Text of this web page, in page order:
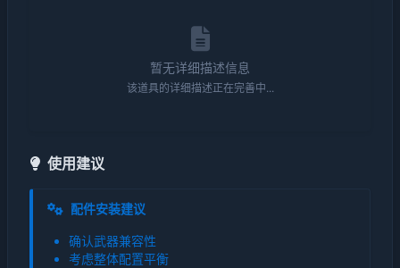
暂无详细描述信息
该道具的详细描述正在完善中...
使用建议
配件安装建议
确认武器兼容性
考虑整体配置平衡